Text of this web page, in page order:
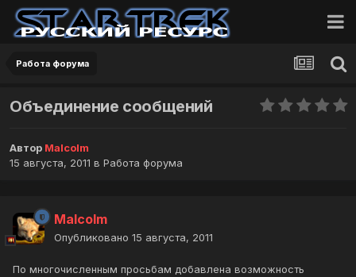
Работа форума
Объединение сообщений
Автор Malcolm
15 августа, 2011 в Работа форума
Malcolm
Опубликовано 15 августа, 2011
По многочисленным просьбам добавлена возможность